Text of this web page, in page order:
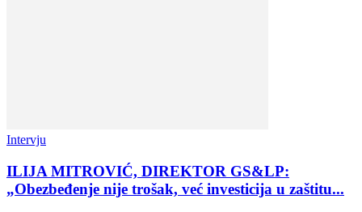
Intervju
ILIJA MITROVIĆ, DIREKTOR GS&LP:
„Obezbeđenje nije trošak, već investicija u zaštitu...